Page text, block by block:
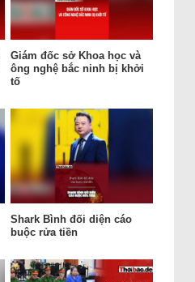
Giám đốc sở Khoa học và
ông nghệ bắc ninh bị khởi
tố
Shark Bình đối diện cáo
buộc rửa tiền